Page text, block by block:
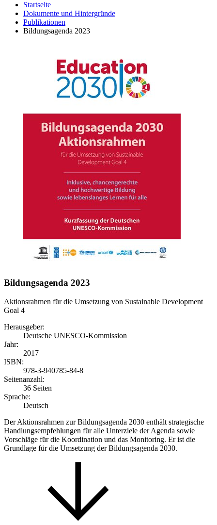
Startseite
Dokumente und Hintergründe
Publikationen
Bildungsagenda 2023
Bildungsagenda 2023
Aktionsrahmen für die Umsetzung von Sustainable Development
Goal 4
Herausgeber:
Deutsche UNESCO-Kommission
Jahr:
2017
ISBN:
978-3-940785-84-8
Seitenanzahl:
36 Seiten
Sprache:
Deutsch
Der Aktionsrahmen zur Bildungsagenda 2030 enthält strategische
Handlungsempfehlungen für alle Unterziele der Agenda sowie
Vorschläge für die Koordination und das Monitoring. Er ist die
Grundlage für die Umsetzung der Bildungsagenda 2030.